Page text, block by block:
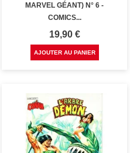
MARVEL GÉANT) N° 6 -
COMICS...
Prix
19,90 €
AJOUTER AU PANIER